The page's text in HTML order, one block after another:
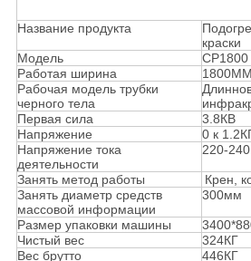
Название продукта
краски
Модель
СР1800
Работая ширина
1800ММ
Рабочая модель трубки
черного тела
Первая сила
3.8КВ
Напряжение
0 к
Напряжение тока
деятельности
220-
Занять метод работы
Крен,
Занять диаметр средств
массовой информации
300мм
Размер упаковки машины
Чистый вес
324КГ
Вес брутто
446КГ